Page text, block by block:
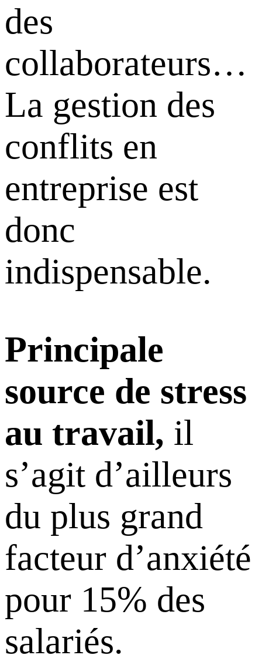
des
collaborateurs…
La gestion des
conflits en
entreprise est
donc
indispensable.
Principale
source de stress
au travail, il
s’agit d’ailleurs
du plus grand
facteur d’anxiété
pour 15% des
salariés.